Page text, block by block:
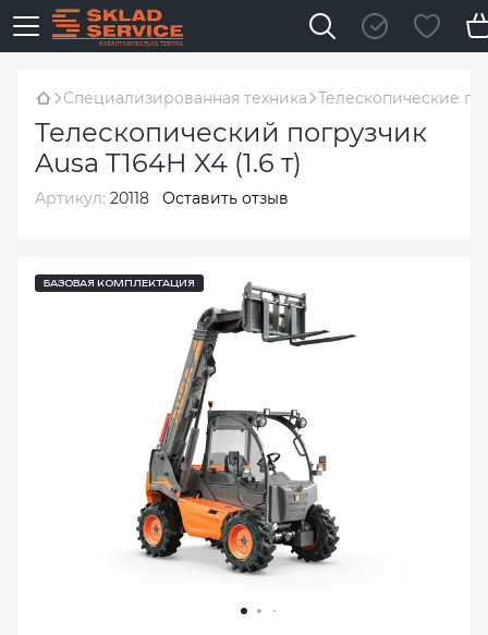
Специализированная техника Телескопические
Телескопический погрузчик
Ausa T164H X4 (1.6 т)
Артикул: 20118 Оставить отзыв
БАЗОВАЯ КОМПЛЕКТАЦИЯ